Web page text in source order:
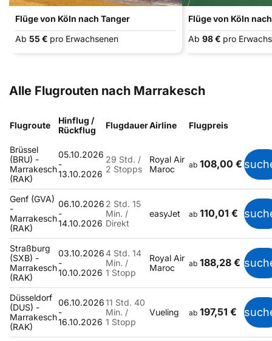
Flüge von Köln nach Tanger
Ab 55 € pro Erwachsenen
Flüge von Köln
Ab 98 € pro
Alle Flugrouten nach Marrakesch
Flugroute
Hinflug /
Rückflug
FlugdauerAirline Flugpreis
Brüssel
(BRU) -
Marrakesch
(RAK)
05.10.2026
-
13.10.2026
29 Std. /
2 Stopps
Royal Air
Maroc
ab 108,00 €
Genf (GVA)
-
Marrakesch
(RAK)
06.10.2026
-
14.10.2026
2 Std. 15
Min. /
Direkt
easyJet ab 110,01 €
Straßburg
(SXB) -
Marrakesch
(RAK)
03.10.2026
-
10.10.2026
4 Std. 14
Min. /
1 Stopp
Royal Air
Maroc
ab 188,28 €
Düsseldorf
(DUS) -
Marrakesch
(RAK)
06.10.2026
-
16.10.2026
11 Std. 40
Min. /
1 Stopp
Vueling ab 197,51 €